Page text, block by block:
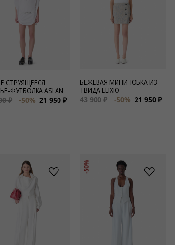
СТРУЯЩЕЕСЯ
ФУТБОЛКА ASLAN
₽
-50% 21 950 ₽
БЕЖЕВАЯ МИНИ-ЮБКА ИЗ
ТВИДА ELIXIO
43 900 ₽
-50% 21 950 ₽
-50%